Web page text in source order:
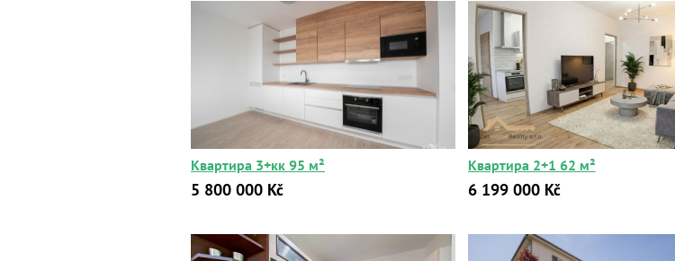
Квартира 3+кк 95 м²
5 800 000 Kč
Квартира 2+1 62 м²
6 199 000 Kč